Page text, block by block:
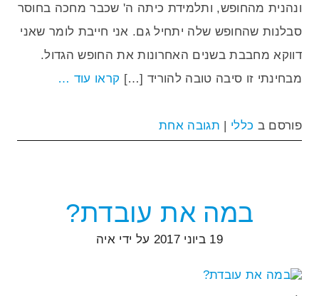
ונהנית מהחופש, ותלמידת כיתה ה' שכבר מחכה בחוסר
סבלנות שהחופש שלה יתחיל גם. אני חייבת לומר שאני
דווקא מחבבת בשנים האחרונות את החופש הגדול.
מבחינתי זו סיבה טובה להוריד […] קראו עוד …
פורסם ב כללי | תגובה אחת
במה את עובדת?
19 ביוני 2017 על ידי איה